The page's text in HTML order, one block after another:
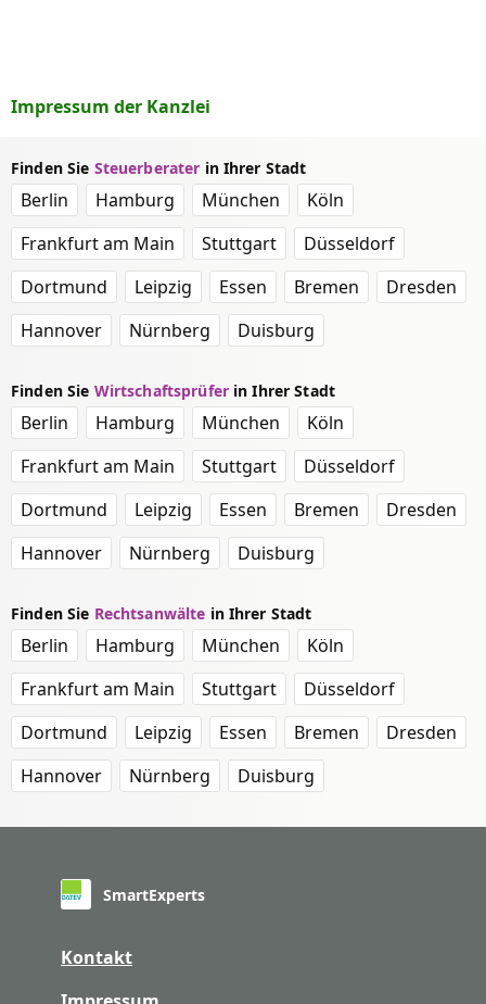
Impressum der Kanzlei
Finden Sie Steuerberater in Ihrer Stadt
Berlin Hamburg München
Köln
Frankfurt am Main
Stuttgart
Düsseldorf
Dortmund
Leipzig Essen Bremen
Dresden
Hannover
Nürnberg Duisburg
Finden Sie Wirtschaftsprüferin Ihrer Stadt
Berlin Hamburg München
Köln
Frankfurt am Main
Stuttgart
Düsseldorf
Dortmund
Leipzig Essen Bremen
Dresden
Hannover
Nürnberg Duisburg
Finden Sie Rechtsanwälte in Ihrer Stadt
Berlin Hamburg München
Köln
Frankfurt am Main
Stuttgart
Düsseldorf
Dortmund
Leipzig Essen Bremen
Dresden
Hannover
Nürnberg Duisburg
SmartExperts
Kontakt